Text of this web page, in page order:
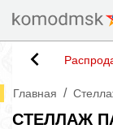
Главная /
СТЕЛЛАЖ